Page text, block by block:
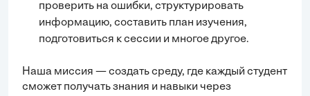
проверить на ошибки, структурировать
информацию, составить план изучения,
подготовиться к сессии и многое другое.
Наша миссия — создать среду, где каждый студент
сможет получать знания и навыки через